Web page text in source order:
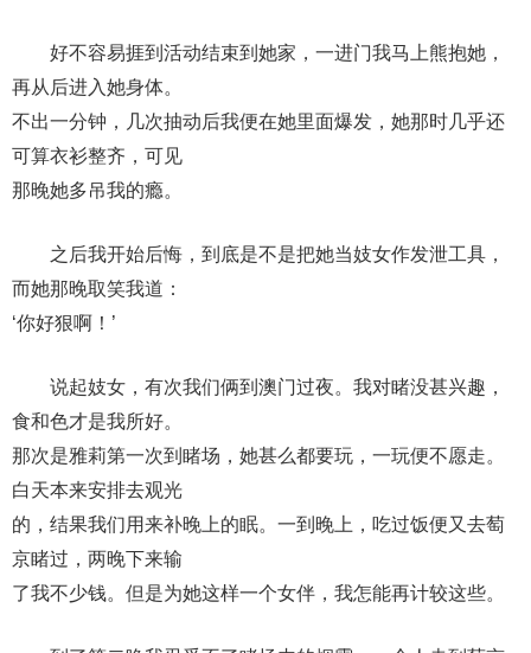
好不容易捱到活动结束到她家，一进门我马上熊抱她，
再从后进入她身体。
不出一分钟，几次抽动后我便在她里面爆发，她那时几乎还
可算衣衫整齐，可见
那晚她多吊我的瘾。
之后我开始后悔，到底是不是把她当妓女作发泄工具，
而她那晚取笑我道：
‘你好狠啊！’
说起妓女，有次我们俩到澳门过夜。我对睹没甚兴趣，
食和色才是我所好。
那次是雅莉第一次到睹场，她甚么都要玩，一玩便不愿走。
白天本来安排去观光
的，结果我们用来补晚上的眠。一到晚上，吃过饭便又去萄
京睹过，两晚下来输
了我不少钱。但是为她这样一个女伴，我怎能再计较这些。